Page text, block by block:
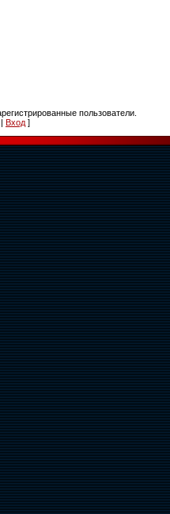
пользователи.
| Вход ]